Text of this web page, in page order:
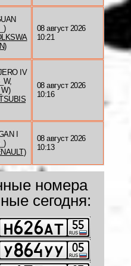
)
08 август 2026
10:21
IV
08 август 2026
10:16
I
)
08 август 2026
10:13
номера
сегодня: